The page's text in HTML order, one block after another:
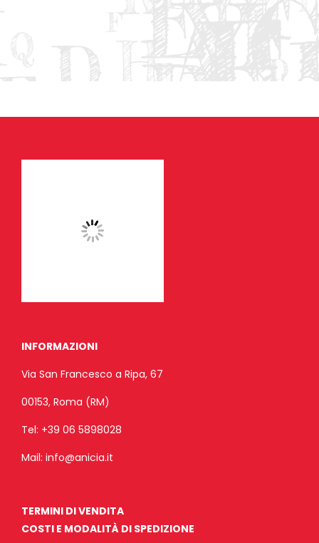
INFORMAZIONI
Via San Francesco a Ripa, 67
00153, Roma (RM)
Tel: +39 06 5898028
Mail: info@anicia.it
TERMINI DI VENDITA
COSTI E MODALITÀ DI SPEDIZIONE